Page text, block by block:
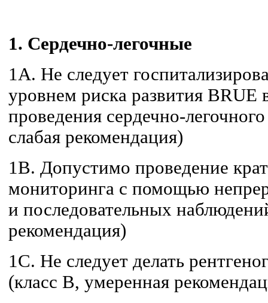
1. Сердечно-легочные
1A. Не следует
уровнем риска развития BRUE
проведения сердечно-
слабая рекомендация)
1B. Допустимо проведение
мониторинга с помощью
и последовательных
рекомендация)
1С. Не следует делать
(класс B, умеренная